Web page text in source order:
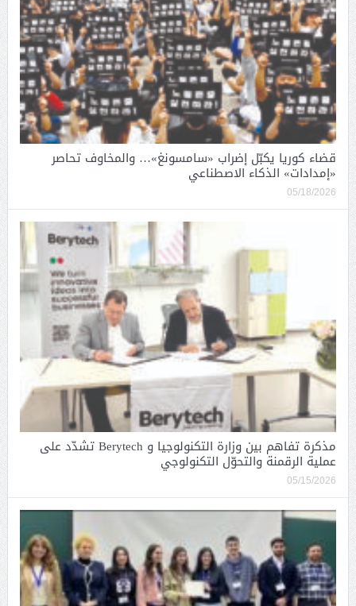
قضاء كوريا يكبّل إضراب «سامسونغ»… والمخاوف تحاصر
«إمدادات» الذكاء الاصطناعي
05/18/2026
مذكرة تفاهم بين وزارة التكنولوجيا و Berytech تشدّد على
عملية الرقمنة والتحوّل التكنولوجي
05/15/2026